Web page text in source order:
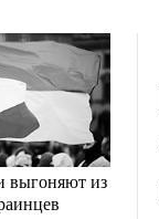
выгоняют из